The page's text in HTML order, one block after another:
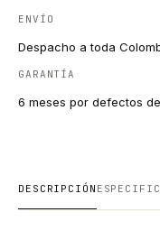
ENVÍO
Despacho a toda
GARANTÍA
6 meses por defectos
DESCRIPCIÓN